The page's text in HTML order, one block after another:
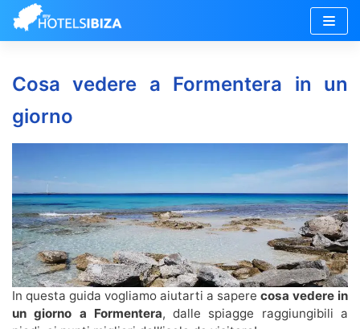
Vai
contenuto
Cosa vedere a Formentera in un
giorno
In questa guida vogliamo aiutarti a sapere cosa vedere in
un giorno a Formentera, dalle spiagge raggiungibili a